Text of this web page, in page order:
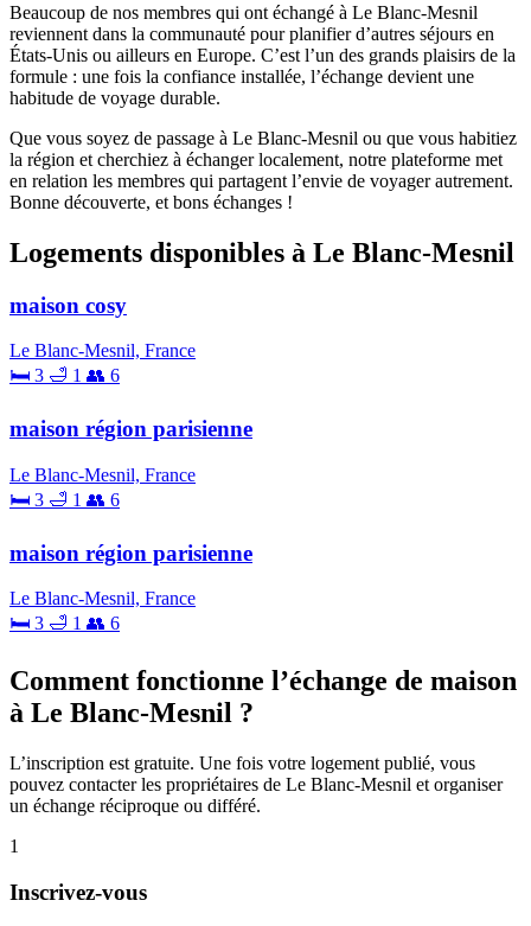
Beaucoup de nos membres qui ont échangé à Le Blanc-Mesnil
reviennent dans la communauté pour planifier d’autres séjours en
États-Unis ou ailleurs en Europe. C’est l’un des grands plaisirs de la
formule : une fois la confiance installée, l’échange devient une
habitude de voyage durable.
Que vous soyez de passage à Le Blanc-Mesnil ou que vous habitiez
la région et cherchiez à échanger localement, notre plateforme met
en relation les membres qui partagent l’envie de voyager autrement.
Bonne découverte, et bons échanges !
Logements disponibles à Le Blanc-Mesnil
maison cosy
Le Blanc-Mesnil, France
🛏 3 🛁 1 👥 6
maison région parisienne
Le Blanc-Mesnil, France
🛏 3 🛁 1 👥 6
maison région parisienne
Le Blanc-Mesnil, France
🛏 3 🛁 1 👥 6
Comment fonctionne l’échange de maison
à Le Blanc-Mesnil ?
L’inscription est gratuite. Une fois votre logement publié, vous
pouvez contacter les propriétaires de Le Blanc-Mesnil et organiser
un échange réciproque ou différé.
1
Inscrivez-vous